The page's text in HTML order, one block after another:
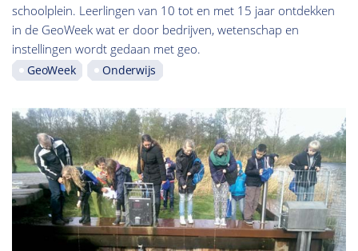
schoolplein. Leerlingen van 10 tot en met 15 jaar ontdekken
in de GeoWeek wat er door bedrijven, wetenschap en
instellingen wordt gedaan met geo.
GeoWeek Onderwijs